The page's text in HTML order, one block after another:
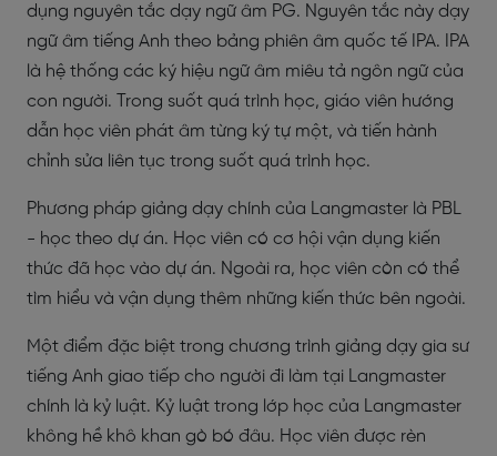
dụng nguyên tắc dạy ngữ âm PG. Nguyên tắc này dạy
ngữ âm tiếng Anh theo bảng phiên âm quốc tế IPA. IPA
là hệ thống các ký hiệu ngữ âm miêu tả ngôn ngữ của
con người. Trong suốt quá trình học, giáo viên hướng
dẫn học viên phát âm từng ký tự một, và tiến hành
chỉnh sửa liên tục trong suốt quá trình học.
Phương pháp giảng dạy chính của Langmaster là PBL
- học theo dự án. Học viên có cơ hội vận dụng kiến
thức đã học vào dự án. Ngoài ra, học viên còn có thể
tìm hiểu và vận dụng thêm những kiến thức bên ngoài.
Một điểm đặc biệt trong chương trình giảng dạy gia sư
tiếng Anh giao tiếp cho người đi làm tại Langmaster
chính là kỷ luật. Kỷ luật trong lớp học của Langmaster
không hề khô khan gò bó đâu. Học viên được rèn